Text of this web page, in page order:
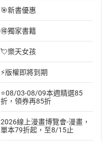
🎯新書優惠
🉐獨家書籍
💘樂天女孩
⚡版權即將到期
⭐08/03-08/09本週精選85
折，領券再85折
2026線上漫畫博覽會-漫畫，
單本79折起，至8/15止